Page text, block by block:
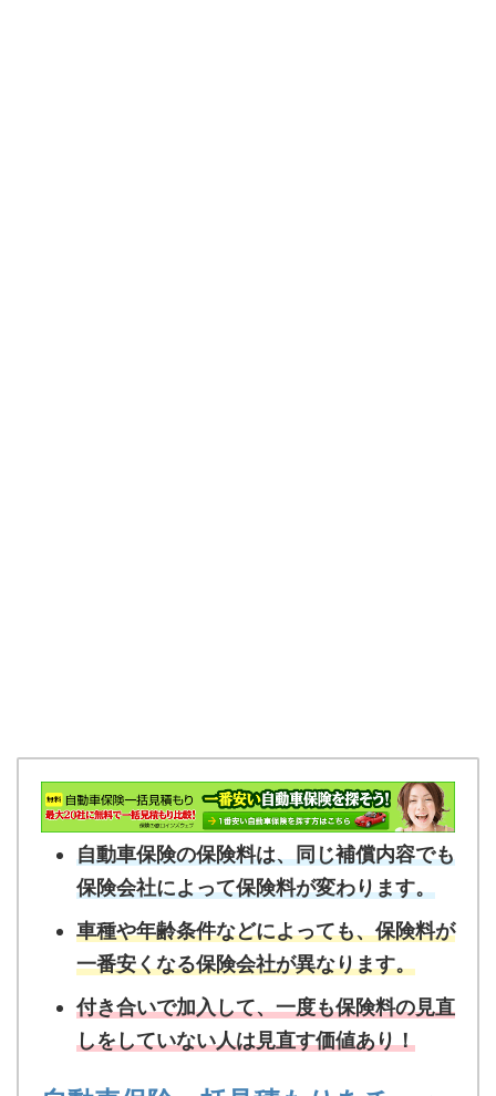
自動車保険の保険料は、同じ補償内容でも
保険会社によって保険料が変わります。
車種や年齢条件などによっても、保険料が
一番安くなる保険会社が異なります。
付き合いで加入して、一度も保険料の見直
しをしていない人は見直す価値あり！